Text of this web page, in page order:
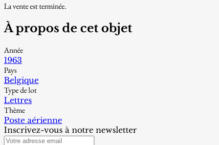
La vente est terminée.
À propos de cet objet
Année
1963
Pays
Belgique
Type de lot
Lettres
Thème
Poste aérienne
Inscrivez-vous à notre newsletter